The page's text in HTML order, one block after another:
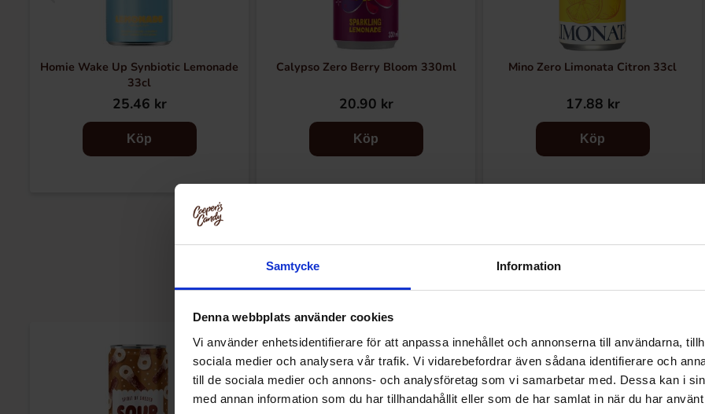
Samtycke Information
Denna webbplats använder cookies
Vi använder enhetsidentifierare för att anpassa innehållet och annonserna till användarna,
sociala medier och analysera vår trafik. Vi vidarebefordrar även sådana identifierare och
till de sociala medier och annons- och analysföretag som vi samarbetar med. Dessa kan i
med annan information som du har tillhandahållit eller som de har samlat in när du har
Homie Wake Up Synbiotic Lemonade
33cl
25.46 kr
Köp
Calypso Zero Berry Bloom 330ml
20.90 kr
Köp
Mino Zero Limonata Citron 33cl
17.88 kr
Köp
Andra gillade